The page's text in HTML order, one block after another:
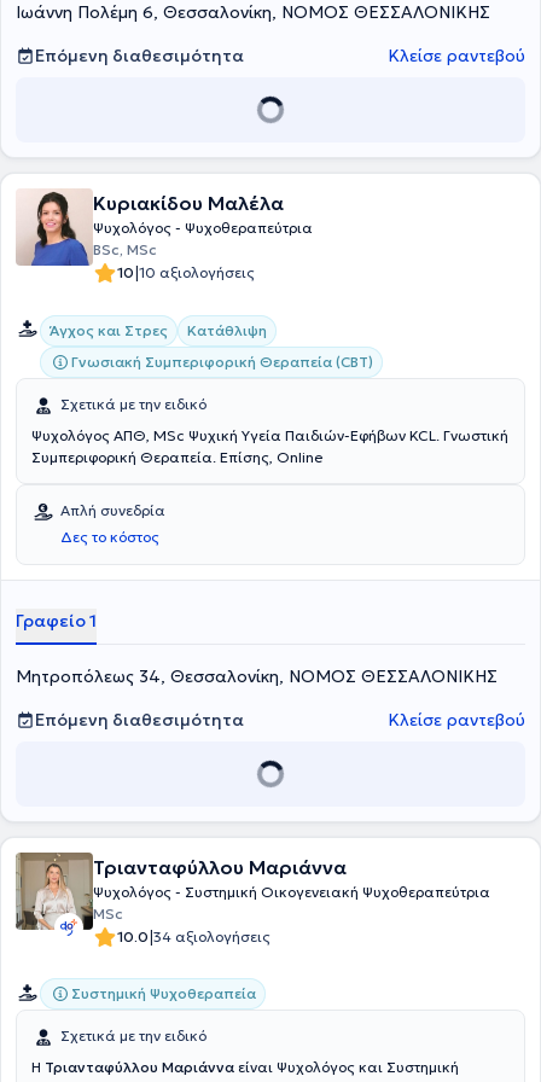
Ιωάννη Πολέμη 6, Θεσσαλονίκη, ΝΟΜΟΣ ΘΕΣΣΑΛΟΝΙΚΗΣ
Επόμενη διαθεσιμότητα
Κλείσε ραντεβού
Κυριακίδου Μαλέλα
Ψυχολόγος - Ψυχοθεραπεύτρια
BSc, MSc
10|10 αξιολογήσεις
Άγχος και Στρες
Κατάθλιψη
Γνωσιακή Συμπεριφορική Θεραπεία (CBT)
Σχετικά με την ειδικό
Ψυχολόγος ΑΠΘ, MSc Ψυχική Υγεία Παιδιών-Εφήβων KCL. Γνωστική
Συμπεριφορική Θεραπεία. Επίσης, Online
Απλή συνεδρία
Δες το κόστος
Γραφείο 1
Μητροπόλεως 34, Θεσσαλονίκη, ΝΟΜΟΣ ΘΕΣΣΑΛΟΝΙΚΗΣ
Επόμενη διαθεσιμότητα
Κλείσε ραντεβού
Τριανταφύλλου Μαριάννα
Ψυχολόγος - Συστημική Οικογενειακή Ψυχοθεραπεύτρια
MSc
10.0|34 αξιολογήσεις
Συστημική Ψυχοθεραπεία
Σχετικά με την ειδικό
Η Τριανταφύλλου Μαριάννα είναι Ψυχολόγος και Συστημική